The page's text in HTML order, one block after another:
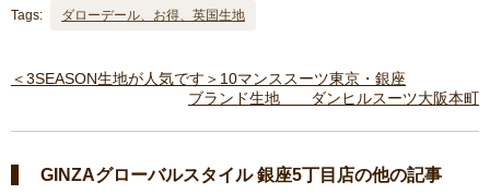
Tags: ダローデール、お得、英国生地
＜3SEASON生地が人気です＞10マンススーツ東京・銀座
ブランド生地 ダンヒルスーツ大阪本町
GINZAグローバルスタイル 銀座5丁目店の他の記事